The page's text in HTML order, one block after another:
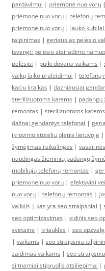
pardavimui | priemonė nuo vorų |
priemone nuo voru | telefonų
priemonė nuo vorų | lauko
talpinimas | geriausias pelėsio
isvengti pelesio atsiradimo
pelėsiui | puiki dovana vaikams |
vaikų laiko praleidimui | telefonų
kaciu kraikas | dazniausiai
sterilizuotoms katėms | padangų
remontas | sterilizuotoms
dažnai gendantys telefonai |
ikrovimo stoteliu pletra lietuvoje |
žymėjimas reikalingas |
naudingas žieminių padangų
mobiliųjų telefonų remontas |
priemone nuo voru | efektyviai
nuo vorų | telefonų remontas |
valiklis | kas yra seo straipsniai |
seo optimizavimas | vidinis seo
svetaine | kriaukles | seo
| vaikams | seo straipsniu
zaidimas vaikams | seo
siltnamiai stipruolis atsiliepimai |